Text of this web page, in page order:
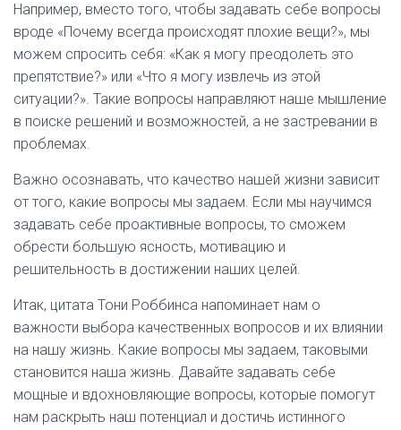
Например, вместо того, чтобы задавать себе вопросы
вроде «Почему всегда происходят плохие вещи?», мы
можем спросить себя: «Как я могу преодолеть это
препятствие?» или «Что я могу извлечь из этой
ситуации?». Такие вопросы направляют наше мышление
в поиске решений и возможностей, а не застревании в
проблемах.
Важно осознавать, что качество нашей жизни зависит
от того, какие вопросы мы задаем. Если мы научимся
задавать себе проактивные вопросы, то сможем
обрести большую ясность, мотивацию и
решительность в достижении наших целей.
Итак, цитата Тони Роббинса напоминает нам о
важности выбора качественных вопросов и их влиянии
на нашу жизнь. Какие вопросы мы задаем, таковыми
становится наша жизнь. Давайте задавать себе
мощные и вдохновляющие вопросы, которые помогут
нам раскрыть наш потенциал и достичь истинного